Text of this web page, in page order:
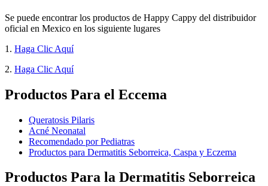
Se puede encontrar los productos de Happy Cappy del distribuidor
oficial en Mexico en los siguiente lugares
1. Haga Clic Aquí
2. Haga Clic Aquí
Productos Para el Eccema
Queratosis Pilaris
Acné Neonatal
Recomendado por Pediatras
Productos para Dermatitis Seborreica, Caspa y Eczema
Productos Para la Dermatitis Seborreica